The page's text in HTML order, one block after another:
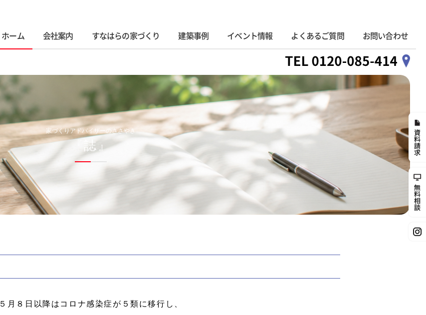
ホーム 会社案内 すなはらの家づくり 建築事例 イベント情報 よくあるご質問 お問い合わせ
家づくりアドバイザーのささやき
『誌』
５月８日以降はコロナ感染症が５類に移行し、